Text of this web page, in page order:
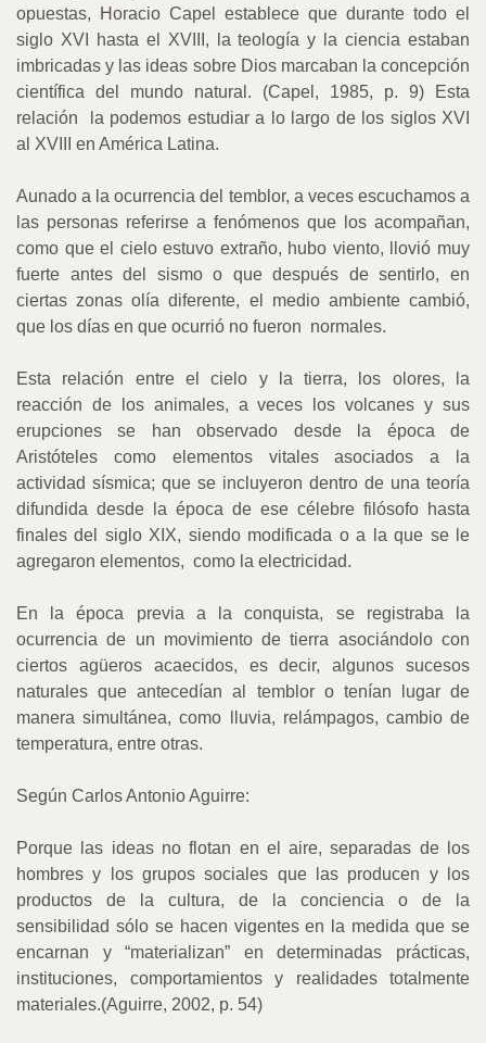
opuestas, Horacio Capel establece que durante todo el
siglo XVI hasta el XVIII, la teología y la ciencia estaban
imbricadas y las ideas sobre Dios marcaban la concepción
científica del mundo natural. (Capel, 1985, p. 9) Esta
relación
la podemos estudiar a lo largo de los siglos XVI
al XVIII en América Latina.
Aunado a la ocurrencia del temblor, a veces escuchamos a
las personas referirse a fenómenos que los acompañan,
como que el cielo estuvo extraño, hubo viento, llovió muy
fuerte antes del sismo o que después de sentirlo, en
ciertas zonas olía diferente, el medio ambiente cambió,
que los días en que ocurrió no fueron normales.
Esta relación entre el cielo y la tierra, los olores, la
reacción de los animales, a veces los volcanes y sus
erupciones se han observado desde la época de
Aristóteles como elementos vitales asociados a la
actividad sísmica; que se incluyeron dentro de una teoría
difundida desde la época de ese célebre filósofo hasta
finales del siglo XIX, siendo modificada o a la que se le
agregaron elementos, como la electricidad.
En la época previa a la conquista, se registraba la
ocurrencia de un movimiento de tierra asociándolo con
ciertos agüeros acaecidos, es decir, algunos sucesos
naturales que antecedían al temblor o tenían lugar de
manera simultánea, como lluvia, relámpagos, cambio de
temperatura, entre otras.
Según Carlos Antonio Aguirre:
Porque las ideas no flotan en el aire, separadas de los
hombres y los grupos sociales que las producen y los
productos de la cultura, de la conciencia o de la
sensibilidad sólo se hacen vigentes en la medida que se
encarnan y “materializan” en determinadas prácticas,
instituciones, comportamientos y realidades totalmente
materiales.(Aguirre, 2002, p. 54)